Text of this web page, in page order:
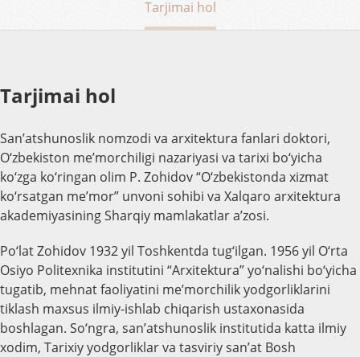
Tarjimai hol
Tarjimai hol
San’atshunoslik nomzodi va arxitektura fanlari doktori,
O‘zbekiston me’morchiligi nazariyasi va tarixi bo‘yicha
ko‘zga ko‘ringan olim P. Zohidov “O‘zbekistonda xizmat
ko‘rsatgan me’mor” unvoni sohibi va Xalqaro arxitektura
akademiyasining Sharqiy mamlakatlar a’zosi.
Po‘lat Zohidov 1932 yil Toshkentda tug‘ilgan. 1956 yil O‘rta
Osiyo Politexnika institutini “Arxitektura” yo‘nalishi bo‘yicha
tugatib, mehnat faoliyatini me’morchilik yodgorliklarini
tiklash maxsus ilmiy-ishlab chiqarish ustaxonasida
boshlagan. So‘ngra, san’atshunoslik institutida katta ilmiy
xodim, Tarixiy yodgorliklar va tasviriy san’at Bosh